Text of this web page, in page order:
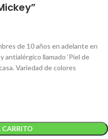
de 10 años en adelante en
llamado ‘Piel de
Variedad de colores